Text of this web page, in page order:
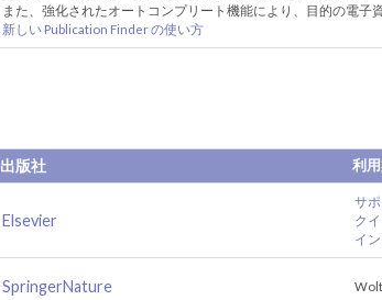
また、強化されたオートコンプリート機能により、目的の電子
新しい Publication Finder の使い方
出版社 利
Elsevier
サ
ク
イ
SpringerNature